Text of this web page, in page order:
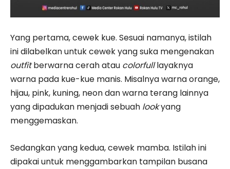
Yang pertama, cewek kue. Sesuai namanya, istilah
ini dilabelkan untuk cewek yang suka mengenakan
outfitberwarna cerah atau colorfulllayaknya
warna pada kue-kue manis. Misalnya warna orange,
hijau, pink, kuning, neon dan warna terang lainnya
yang dipadukan menjadi sebuah lookyang
menggemaskan.
Sedangkan yang kedua, cewek mamba. Istilah ini
dipakai untuk menggambarkan tampilan busana